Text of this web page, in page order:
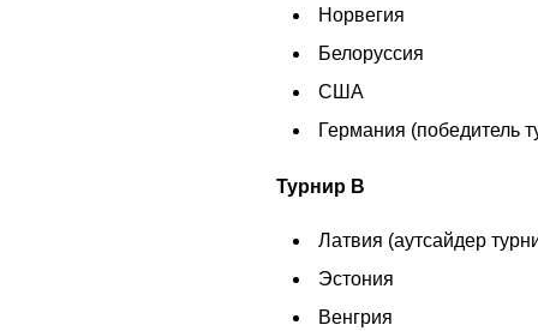
Норвегия
Белоруссия
США
Германия (победитель
Турнир B
Латвия (аутсайдер
Эстония
Венгрия